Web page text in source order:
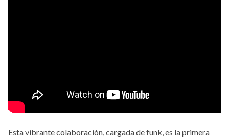
Esta vibrante colaboración, cargada de funk, es la primera